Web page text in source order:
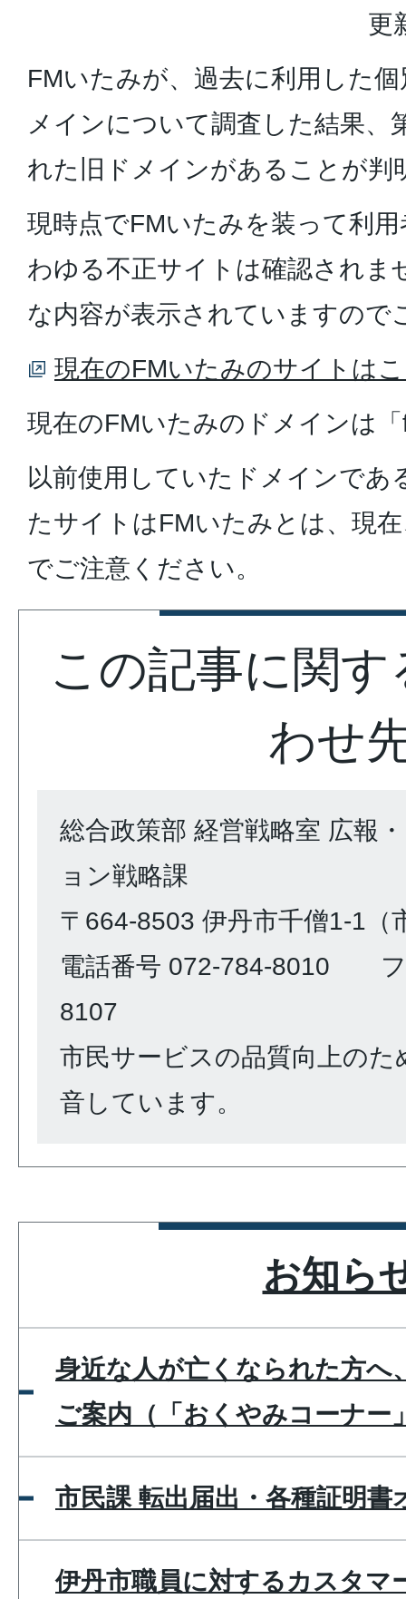
更
FMいたみが、過去に利用した
メインについて調査した結果、
れた旧ドメインがあることが判
現時点でFMいたみを装って利
わゆる不正サイトは確認されま
な内容が表示されていますので
現在のFMいたみのサイトは
現在のFMいたみのドメインは
以前使用していたドメインであ
たサイトはFMいたみとは、現
でご注意ください。
この記事に関
わせ
総合政策部 経営戦略室 広報
ョン戦略課
〒664-8503 伊丹市千僧1-1（
電話番号 072-784-8010 フ
8107
市民サービスの品質向上のた
音しています。
お知ら
身近な人が亡くなられた方へ
ご案内（「おくやみコーナー
市民課 転出届出・各種証明書
伊丹市職員に対するカスタマ